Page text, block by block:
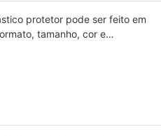
protetor pode ser feito em
tamanho, cor e